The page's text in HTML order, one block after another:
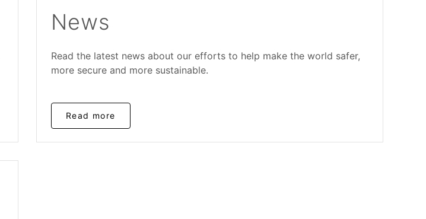
News
Read the latest news about our efforts to help make the world safer,
more secure and more sustainable.
Read more